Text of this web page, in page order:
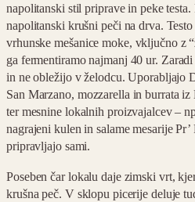
napolitanski stil priprave in peke
napolitanski krušni peči na drva.
vrhunske mešanice moke, vključno z
ga fermentiramo najmanj 40 ur.
in ne obležijo v želodcu. Uporabljajo
San Marzano, mozzarella in burrata
ter mesnine lokalnih proizvajalcev –
nagrajeni kulen in salame mesarije
pripravljajo sami.
Poseben čar lokalu daje zimski vrt,
krušna peč. V sklopu picerije deluje